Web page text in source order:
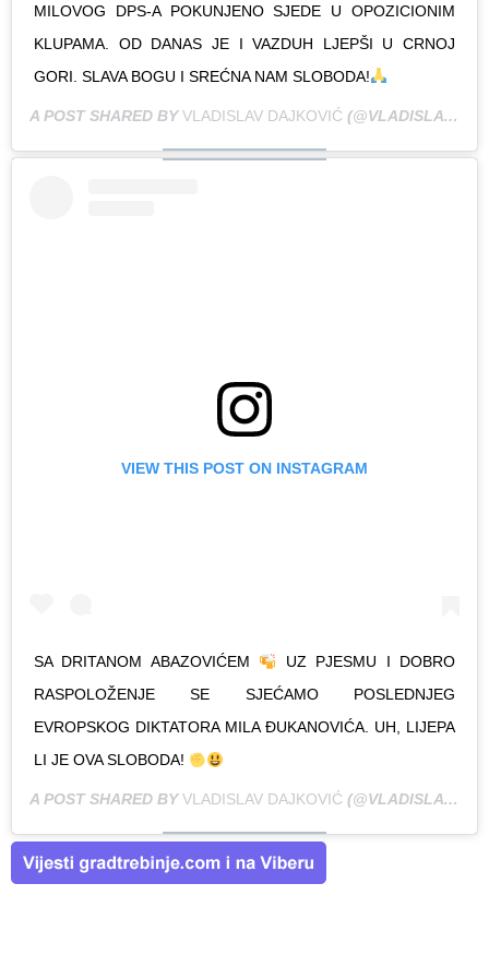
MILOVOG DPS-A POKUNJENO SJEDE U OPOZICIONIM
KLUPAMA. OD DANAS JE I VAZDUH LJEPŠI U CRNOJ
GORI. SLAVA BOGU I SREĆNA NAM SLOBODA!
A POST SHARED BYVLADISLAV DAJKOVIĆ (@VLADISLAV_DAJKOVIC) ON
VIEW THIS POST ON INSTAGRAM
SA DRITANOM ABAZOVIĆEM
UZ PJESMU I DOBRO
RASPOLOŽENJE SE SJEĆAMO POSLEDNJEG
EVROPSKOG DIKTATORA MILA ĐUKANOVIĆA. UH, LIJEPA
LI JE OVA SLOBODA!
A POST SHARED BYVLADISLAV DAJKOVIĆ (@VLADISLAV_DAJKOVIC) ON